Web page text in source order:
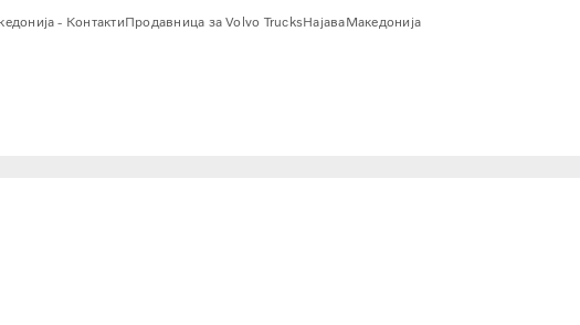
- КонтактиПродавница за Volvo TrucksНајаваМакедонија